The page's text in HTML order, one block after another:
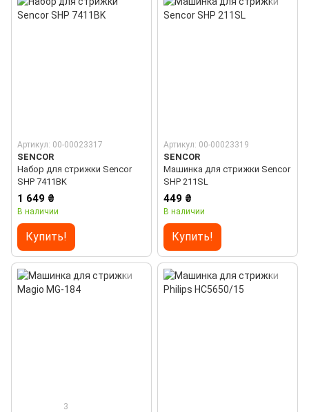
Артикул: 00-00023317
SENCOR
Набор для стрижки Sencor
SHP 7411BK
1 649 ₴
В наличии
Купить!
Артикул: 00-00023319
SENCOR
Машинка для стрижки Sencor
SHP 211SL
449 ₴
В наличии
Купить!
3